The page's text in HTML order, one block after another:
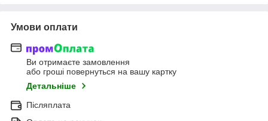
Умови оплати
Ви отримаєте замовлення
або гроші повернуться на вашу картку
Детальніше
Післяплата